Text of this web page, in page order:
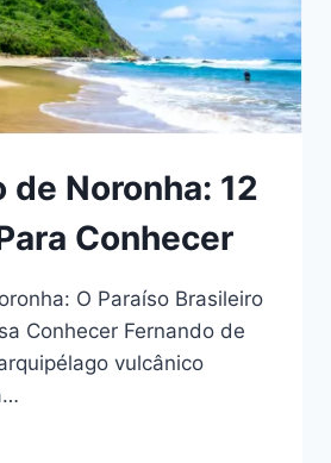
de Noronha: 12
Conhecer
O Paraíso Brasileiro
Conhecer Fernando de
vulcânico